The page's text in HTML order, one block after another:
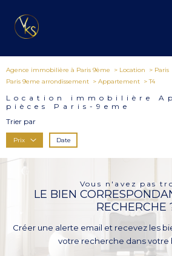
Agence immobilière à Paris 9ème Location Paris
Paris 9eme arrondissement
Appartement T4
Location immobilière
pièces Paris-9eme
Trier par
Prix Date
Vous n'avez pas
LE BIEN
RECHERCHE
Créer une alerte email et recevez les
votre recherche dans votre